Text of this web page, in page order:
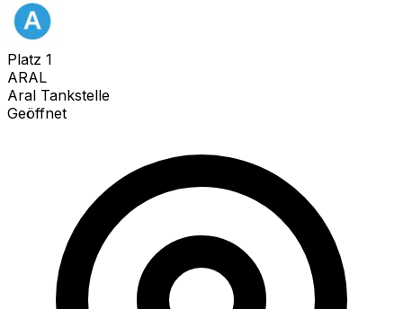
Platz 1
ARAL
Aral Tankstelle
Geöffnet